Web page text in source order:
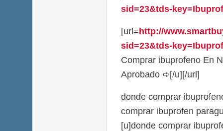
sid=23&tds-
[url=http://
sid=23&tds-
Comprar ibuprofeno En
Aprobado ➪[/u][/url]
donde comprar
comprar ibuprofen
[u]donde comprar